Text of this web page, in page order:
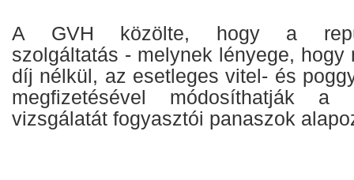
A GVH közölte, hogy a
szolgáltatás - melynek lényege, hogy
díj nélkül, az esetleges vitel- és
megfizetésével módosíthatják a
vizsgálatát fogyasztói panaszok